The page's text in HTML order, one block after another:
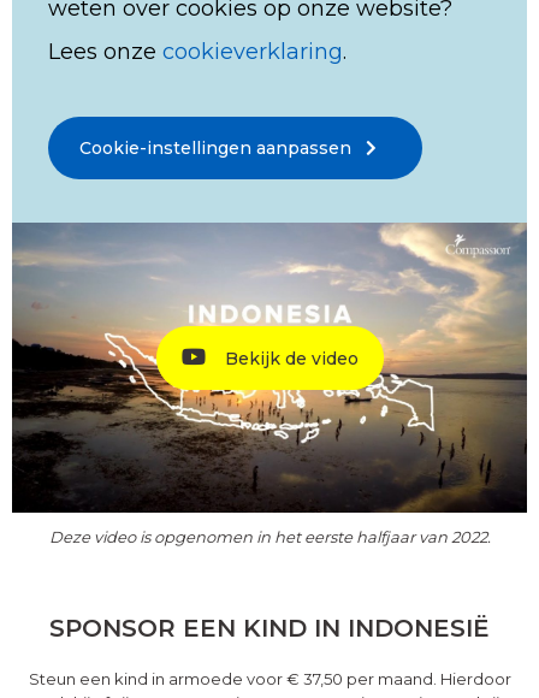
weten over cookies op onze website?
Lees onze cookieverklaring.
Cookie-instellingen aanpassen
Bekijk de video
Deze video is opgenomen in het eerste halfjaar van 2022.
SPONSOR EEN KIND IN INDONESIË
Steun een kind in armoede voor € 37,50 per maand. Hierdoor